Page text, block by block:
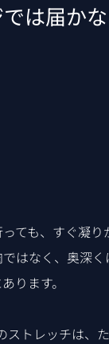
は届か
っても、すぐ凝
はなく、奥深く
ります。
ストレッチは、